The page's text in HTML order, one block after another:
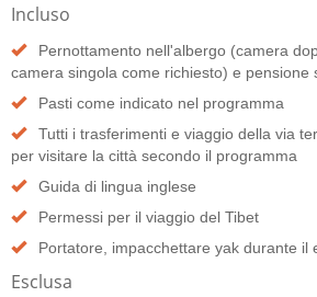
Incluso
Pernottamento nell'albergo (camera
camera singola come richiesto) e pensione
Pasti come indicato nel programma
Tutti i trasferimenti e viaggio della via
per visitare la città secondo il programma
Guida di lingua inglese
Permessi per il viaggio del Tibet
Portatore, impacchettare yak durante il
Esclusa